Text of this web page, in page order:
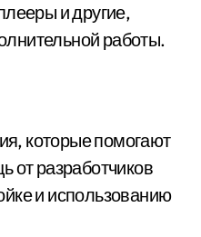
и другие,
работы.
которые помогают
от разработчиков
и использованию